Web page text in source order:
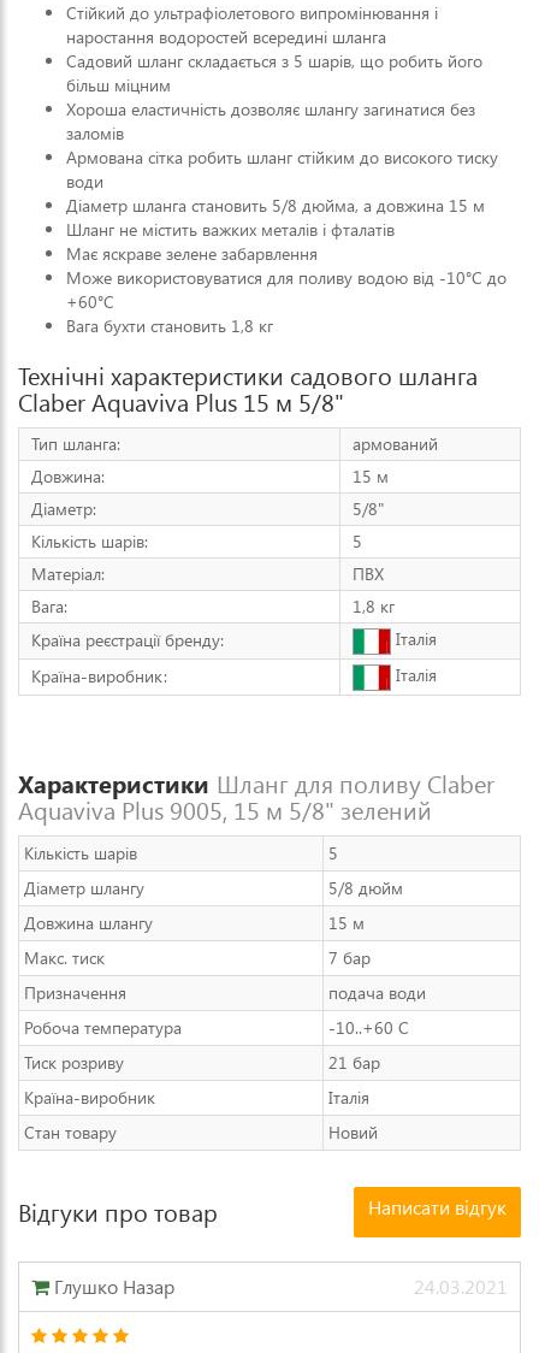
Стійкий до ультрафіолетового випромінювання і
наростання водоростей всередині шланга
Садовий шланг складається з 5 шарів, що робить його
більш міцним
Хороша еластичність дозволяє шлангу загинатися без
заломів
Армована сітка робить шланг стійким до високого тиску
води
Діаметр шланга становить 5/8 дюйма, а довжина 15 м
Шланг не містить важких металів і фталатів
Має яскраве зелене забарвлення
Може використовуватися для поливу водою від -10°C до
+60°C
Вага бухти становить 1,8 кг
Технічні характеристики садового шланга
Claber Aquaviva Plus 15 м 5/8"
Тип шланга:
армований
Довжина:
15 м
Діаметр:
5/8"
Кількість шарів:
5
Матеріал:
ПВХ
Вага:
1,8 кг
Країна реєстрації бренду:
Італія
Країна-виробник:
Італія
Характеристики Шланг для поливу Claber
Aquaviva Plus 9005, 15 м 5/8" зелений
Кількість шарів
5
Діаметр шлангу
5/8 дюйм
Довжина шлангу
15 м
Макс. тиск
7 бар
Призначення
подача води
Робоча температура
-10..+60 С
Тиск розриву
21 бар
Країна-виробник
Італія
Стан товару
Новий
Відгуки про товар Написати відгук
Глушко Назар 24.03.2021